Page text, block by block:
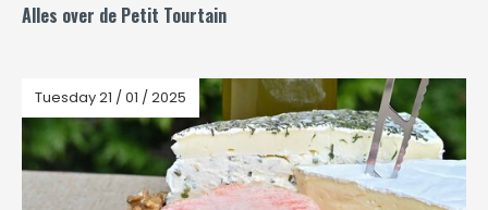
Alles over de Petit Tourtain
Tuesday 21 / 01 / 2025